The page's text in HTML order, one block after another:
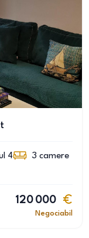
4 3 camere
120 000
Negociabil